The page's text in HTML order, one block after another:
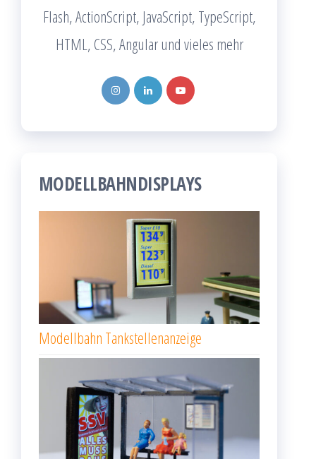
Flash, ActionScript, JavaScript, TypeScript,
HTML, CSS, Angular und vieles mehr
MODELLBAHNDISPLAYS
Modellbahn Tankstellenanzeige